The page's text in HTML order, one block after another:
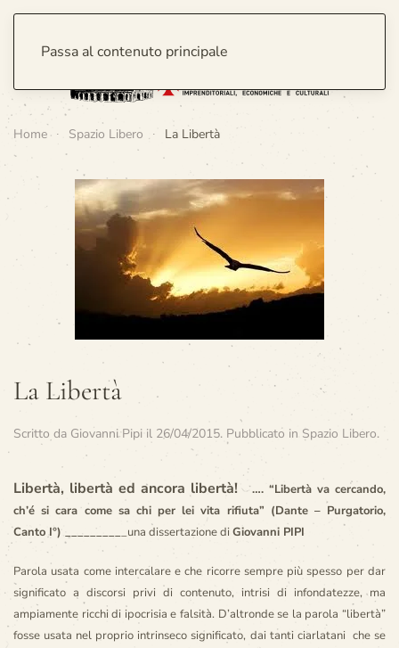
Passa al contenuto principale
Home Spazio Libero La Libertà
La Libertà
Scritto da Giovanni Pipi il 26/04/2015. Pubblicato in Spazio Libero.
Libertà, libertà ed ancora libertà!
…. “Libertà va cercando,
ch’é si cara come sa chi per lei vita rifiuta” (Dante – Purgatorio,
Canto I°) __________una dissertazione diGiovanni PIPI
Parola usata come intercalare e che ricorre sempre più spesso per dar
significato a discorsi privi di contenuto, intrisi di infondatezze, ma
ampiamente ricchi di ipocrisia e falsità. D’altronde se la parola “libertà”
fosse usata nel proprio intrinseco significato, dai tanti ciarlatani che se